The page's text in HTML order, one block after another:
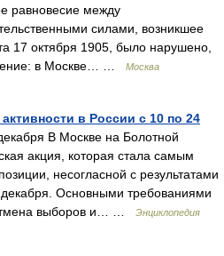
равновесие между
силами, возникшее
17 октября 1905, было нарушено,
в Москве… …
Москва
в России с 10 по 24
В Москве на Болотной
акция, которая стала самым
несогласной с результатами
Основными требованиями
выборов и… …
Энциклопедия